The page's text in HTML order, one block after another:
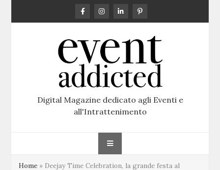
Digital Magazine dedicato agli Eventi e
all'Intrattenimento
Home » Deejay Time Celebration, la grande festa al